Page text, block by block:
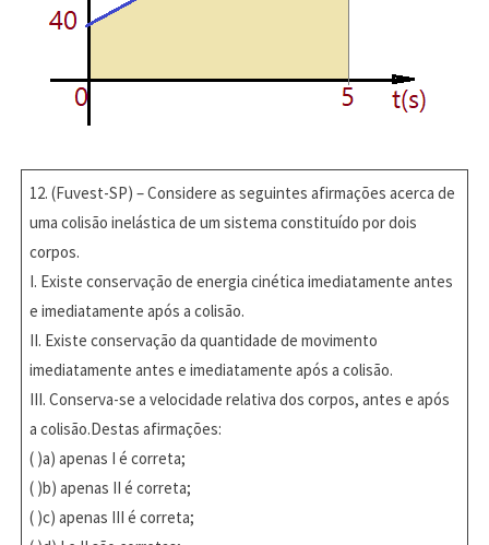
12. (Fuvest-SP) – Considere as seguintes afirmações acerca de
uma colisão inelástica de um sistema constituído por dois
corpos.
I. Existe conservação de energia cinética imediatamente antes
e imediatamente após a colisão.
II. Existe conservação da quantidade de movimento
imediatamente antes e imediatamente após a colisão.
III. Conserva-se a velocidade relativa dos corpos, antes e após
a colisão.Destas afirmações:
( )a) apenas I é correta;
( )b) apenas II é correta;
( )c) apenas III é correta;